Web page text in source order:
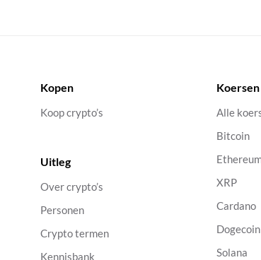
Kopen
Koop crypto’s
Uitleg
Over crypto’s
Personen
Crypto termen
Kennisbank
Koersen
Alle
Bitcoin
XRP
Cardano
Dogecoin
Solana